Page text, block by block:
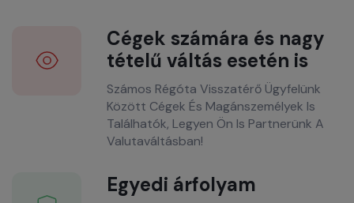
Cégek számára és nagy
tételű váltás esetén is
Számos Régóta Visszatérő Ügyfelünk
Között Cégek És Magánszemélyek Is
Találhatók, Legyen Ön Is Partnerünk A
Valutaváltásban!
Egyedi árfolyam